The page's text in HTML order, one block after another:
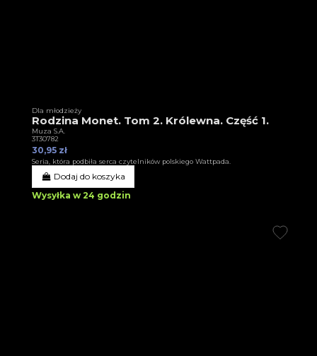
Dla młodzieży
Rodzina Monet. Tom 2. Królewna. Część 1.
Muza S.A.
3T30782
30,95 zł
Seria, która podbiła serca czytelników polskiego Wattpada.
Dodaj do koszyka
Wysyłka w 24 godzin